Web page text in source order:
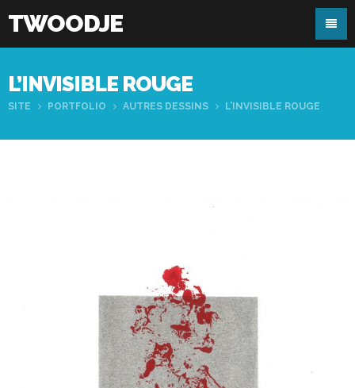
TWOODJE
L’INVISIBLE ROUGE
SITE PORTFOLIO AUTRES DESSINS L’INVISIBLE ROUGE